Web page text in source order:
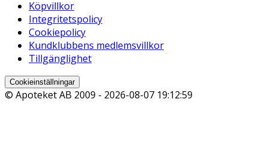
Köpvillkor
Integritetspolicy
Cookiepolicy
Kundklubbens medlemsvillkor
Tillgänglighet
Cookieinställningar
© Apoteket AB 2009 - 2026-08-07 19:12:59